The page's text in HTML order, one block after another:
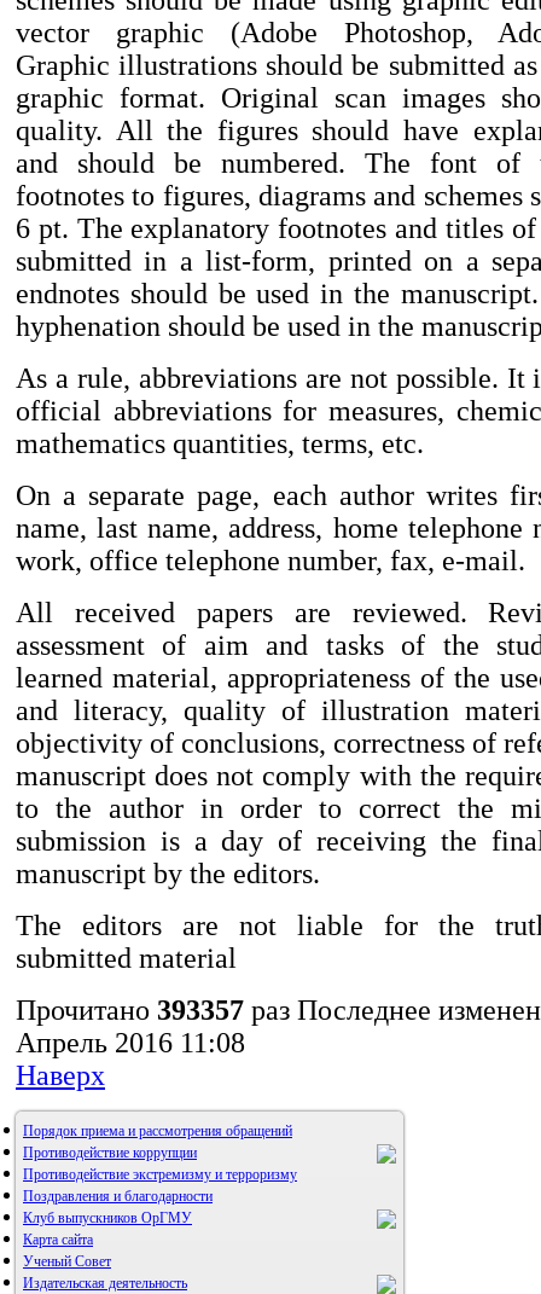
vector graphic (Adobe Photoshop,
Graphic illustrations should be submitted
graphic format. Original scan images
quality. All the figures should have
and should be numbered. The font of
footnotes to figures, diagrams and schemes
6 pt. The explanatory footnotes and titles
submitted in a list-form, printed on a
endnotes should be used in the
hyphenation should be used in the
As a rule, abbreviations are not possible. It
official abbreviations for measures,
mathematics quantities, terms, etc.
On a separate page, each author writes
name, last name, address, home telephone
work, office telephone number, fax, e-mail.
All received papers are reviewed.
assessment of aim and tasks of the
learned material, appropriateness of the
and literacy, quality of illustration
objectivity of conclusions, correctness of
manuscript does not comply with the
to the author in order to correct the
submission is a day of receiving the
manuscript by the editors.
The editors are not liable for the
submitted material
Прочитано 393357 раз Последнее
Апрель 2016 11:08
Наверх
Порядок приема и рассмотрения обращений
Противодействие коррупции
Противодействие экстремизму и терроризму
Поздравления и благодарности
Клуб выпускников ОрГМУ
Карта сайта
Ученый Совет
Издательская деятельность